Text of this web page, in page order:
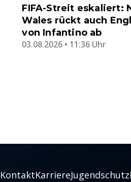
FIFA-Streit eskaliert:
Wales rückt auch
von Infantino ab
03.08.2026 • 11:36 Uhr
KontaktKarriereJugendschutz